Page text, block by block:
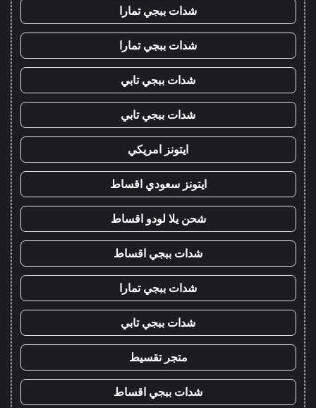
شدات ببجي تمارا
شدات ببجي تمارا
شدات ببجي تابي
شدات ببجي تابي
ايتونز امريكي
ايتونز سعودي اقساط
شحن يلا لودو اقساط
شدات ببجي اقساط
شدات ببجي تمارا
شدات ببجي تابي
متجر تقسيط
شدات ببجي اقساط